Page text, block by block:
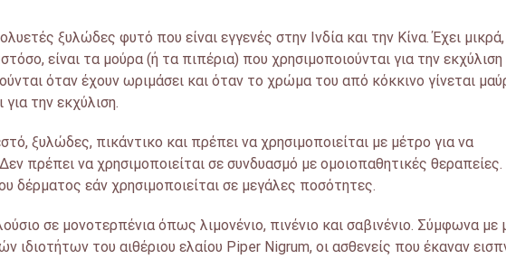
ξυλώδες φυτό που είναι εγγενές στην Ινδία και την Κίνα. Έχει μικρά,
είναι τα μούρα (ή τα πιπέρια) που χρησιμοποιούνται για την εκχύλιση
όταν έχουν ωριμάσει και όταν το χρώμα του από κόκκινο γίνεται
την εκχύλιση.
ξυλώδες, πικάντικο και πρέπει να χρησιμοποιείται με μέτρο για να
πρέπει να χρησιμοποιείται σε συνδυασμό με ομοιοπαθητικές θεραπείες.
δέρματος εάν χρησιμοποιείται σε μεγάλες ποσότητες.
σε μονοτερπένια όπως λιμονένιο, πινένιο και σαβινένιο. Σύμφωνα με
ιδιοτήτων του αιθέριου ελαίου Piper Nigrum, οι ασθενείς που έκαναν